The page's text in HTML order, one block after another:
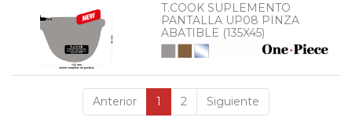
T.COOK SUPLEMENTO
PANTALLA UP08 PINZA
ABATIBLE (135X45)
Anterior 1 2 Siguiente